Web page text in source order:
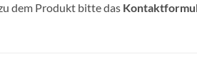
dem Produkt bitte das